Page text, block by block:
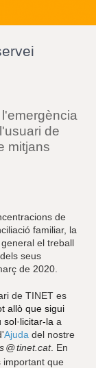
u
e
u
de
mitjans
de
familiar, la
el treball
seus
de 2020.
de TINET es
allò que sigui
la a
Ajuda del nostre
@tinet.cat. En
important que